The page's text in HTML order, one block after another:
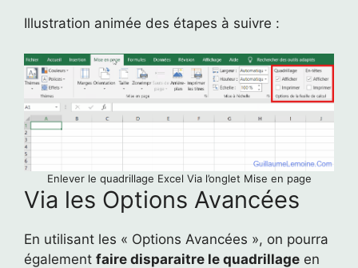
Illustration animée des étapes à suivre :
Enlever le quadrillage Excel Via l’onglet Mise en page
Via les Options Avancées
En utilisant les « Options Avancées », on pourra
également faire disparaitre le quadrillage en